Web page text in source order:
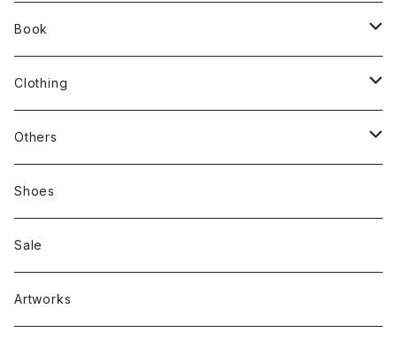
Book
stacks
新刊本
Zine、Other
Clothing
Tees
Sweatshirts
Bag & Accessories
Others
Mixcd
RC SLUM / ROYALTY CLUB
雑貨
Shoes
Sale
Artworks